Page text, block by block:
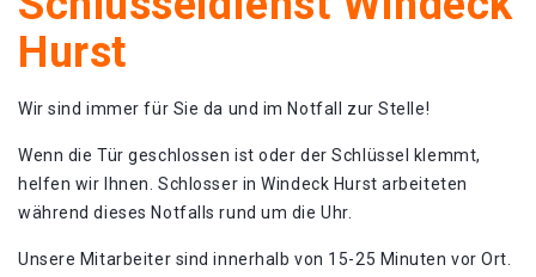
Hurst
Wir sind immer für Sie da und im Notfall zur Stelle!
Wenn die Tür geschlossen ist oder der Schlüssel klemmt,
helfen wir Ihnen. Schlosser in Windeck Hurst arbeiteten
während dieses Notfalls rund um die Uhr.
Unsere Mitarbeiter sind innerhalb von 15-25 Minuten vor Ort.